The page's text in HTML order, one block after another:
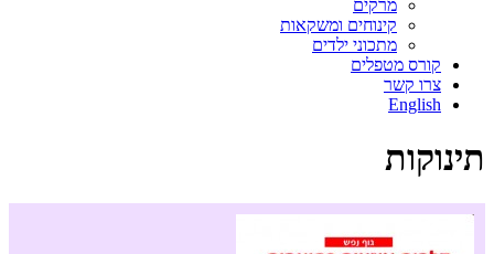
מרקים
קינוחים ומשקאות
מתכוני ילדים
קורס מטפלים
צרו קשר
English
תינוקות